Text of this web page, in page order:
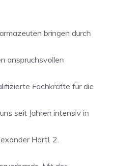
bringen durch
anspruchsvollen
Fachkräfte für die
seit Jahren intensiv in
Hartl, 2.